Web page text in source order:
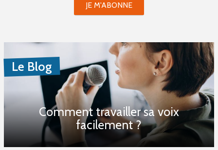
JE M'ABONNE
Le Blog
Comment travailler sa voix
facilement ?